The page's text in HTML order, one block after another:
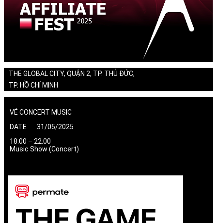
THE GLOBAL CITY, QUẬN 2, TP. THỦ ĐỨC,
TP. HỒ CHÍ MINH
VÉ CONCERT MUSIC
DATE 31/05/2025
18:00 – 22:00
Music Show (Concert)